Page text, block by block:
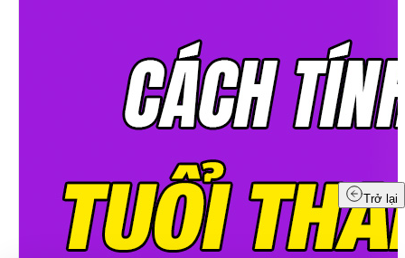
Trở lại